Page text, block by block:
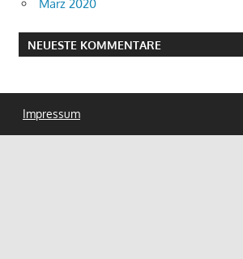
März 2020
NEUESTE KOMMENTARE
Impressum